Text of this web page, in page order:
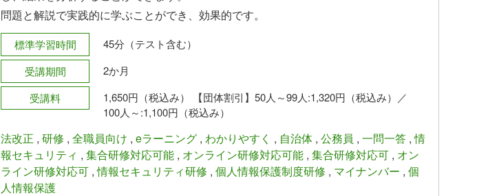
問題と解説で実践的に学ぶことができ、効果的です。
標準学習時間
45分（テスト含む）
受講期間
2か月
受講料
1,650円（税込み） 【団体割引】50人～99人:1,320円（税込み）／
100人～:1,100円（税込み）
法改正 , 研修 , 全職員向け , eラーニング , わかりやすく , 自治体 , 公務員 , 一問一答 ,情
報セキュリティ , 集合研修対応可能 , オンライン研修対応可能 , 集合研修対応可 , オン
ライン研修対応可 ,情報セキュリティ研修 , 個人情報保護制度研修 , マイナンバー , 個
人情報保護